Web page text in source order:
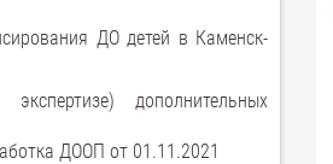
ДО детей в Каменск-
дополнительных
ДООП от 01.11.2021